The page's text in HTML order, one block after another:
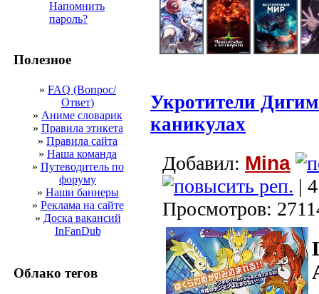
Напомнить
пароль?
Полезное
» FAQ (Вопрос/
Ответ)
» Аниме словарик
» Правила этикета
» Правила сайта
» Наша команда
» Путеводитель по
форуму
» Наши баннеры
» Реклама на сайте
» Доска вакансий
InFanDub
Облако тегов
Укротители
каникулах
Добавил: Mina
|
Просмотров: